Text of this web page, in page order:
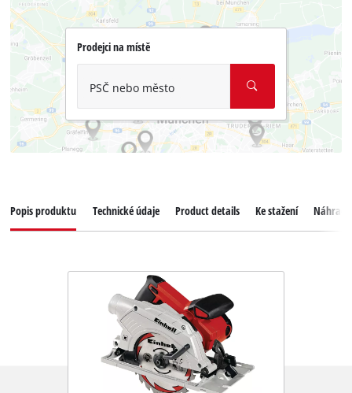
Prodejci na místě
PSČ nebo město
Popis produktu Technické údaje Product details Ke stažení